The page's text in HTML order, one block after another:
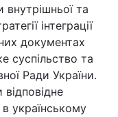
внутрішньої та
інтеграції
документах
суспільство та
Ради України.
українському